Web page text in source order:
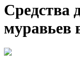
Средства
муравьев